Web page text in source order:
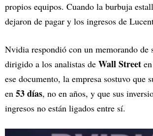
propios equipos. Cuando la burbuja
dejaron de pagar y los ingresos de
Nvidia respondió con un memorando de
dirigido a los analistas de Wall Street
ese documento, la empresa sostuvo que
en 53 días, no en años, y que sus
ingresos no están ligados entre sí.